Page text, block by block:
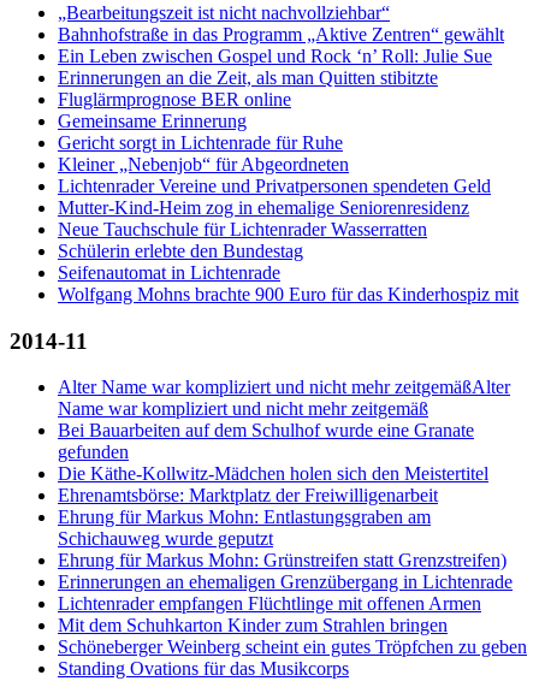
„Bearbeitungszeit ist nicht nachvollziehbar“
Bahnhofstraße in das Programm „Aktive Zentren“ gewählt
Ein Leben zwischen Gospel und Rock ‘n’ Roll: Julie Sue
Erinnerungen an die Zeit, als man Quitten stibitzte
Fluglärmprognose BER online
Gemeinsame Erinnerung
Gericht sorgt in Lichtenrade für Ruhe
Kleiner „Nebenjob“ für Abgeordneten
Lichtenrader Vereine und Privatpersonen spendeten Geld
Mutter-Kind-Heim zog in ehemalige Seniorenresidenz
Neue Tauchschule für Lichtenrader Wasserratten
Schülerin erlebte den Bundestag
Seifenautomat in Lichtenrade
Wolfgang Mohns brachte 900 Euro für das Kinderhospiz mit
2014-11
Alter Name war kompliziert und nicht mehr zeitgemäßAlter
Name war kompliziert und nicht mehr zeitgemäß
Bei Bauarbeiten auf dem Schulhof wurde eine Granate
gefunden
Die Käthe-Kollwitz-Mädchen holen sich den Meistertitel
Ehrenamtsbörse: Marktplatz der Freiwilligenarbeit
Ehrung für Markus Mohn: Entlastungsgraben am
Schichauweg wurde geputzt
Ehrung für Markus Mohn: Grünstreifen statt Grenzstreifen)
Erinnerungen an ehemaligen Grenzübergang in Lichtenrade
Lichtenrader empfangen Flüchtlinge mit offenen Armen
Mit dem Schuhkarton Kinder zum Strahlen bringen
Schöneberger Weinberg scheint ein gutes Tröpfchen zu geben
Standing Ovations für das Musikcorps